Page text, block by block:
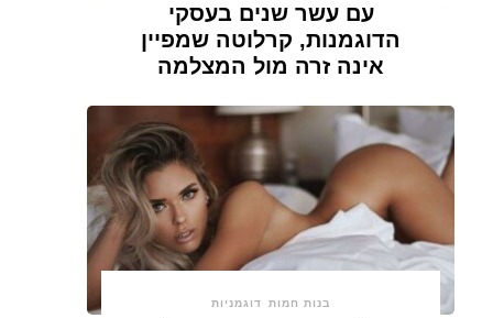
עם עשר שנים בעסקי
הדוגמנות, קרלוטה שמפיין
אינה זרה מול המצלמה
בנות חמות דוגמניות